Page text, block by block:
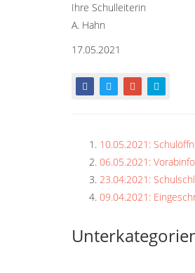
Ihre Schulleiterin
A. Hahn
17.05.2021
10.05.2021:
06.05.2021:
23.04.2021:
09.04.2021: